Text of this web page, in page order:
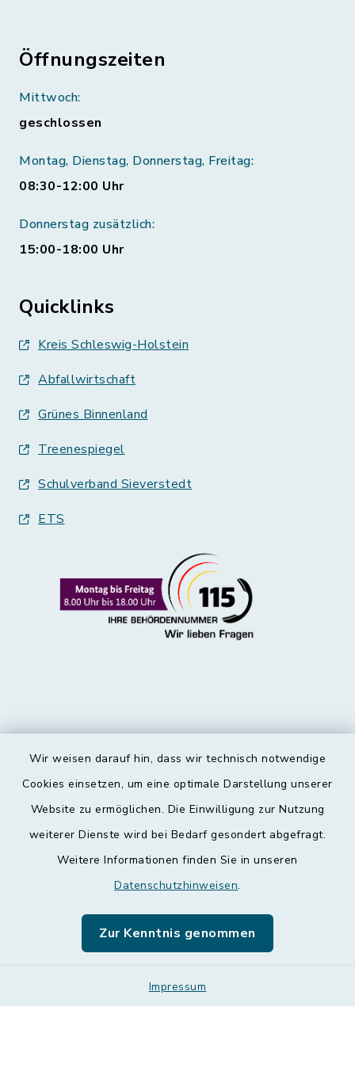
Wir weisen darauf hin, dass wir technisch notwendige
Cookies einsetzen, um eine optimale Darstellung unserer
Website zu ermöglichen. Die Einwilligung zur Nutzung
weiterer Dienste wird bei Bedarf gesondert abgefragt.
Weitere Informationen finden Sie in unseren
Datenschutzhinweisen.
Zur Kenntnis genommen
Impressum
Öffnungszeiten
Mittwoch:
geschlossen
Montag, Dienstag, Donnerstag, Freitag:
08:30-12:00 Uhr
Donnerstag zusätzlich:
15:00-18:00 Uhr
Quicklinks
Kreis Schleswig-Holstein
Abfallwirtschaft
Grünes Binnenland
Treenespiegel
Schulverband Sieverstedt
ETS
Kontakt
Datenschutz
Leichte Sprache
Sitemap